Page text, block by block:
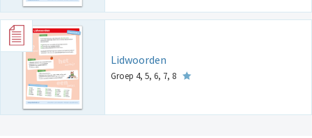
Lidwoorden
Groep 4, 5, 6, 7, 8